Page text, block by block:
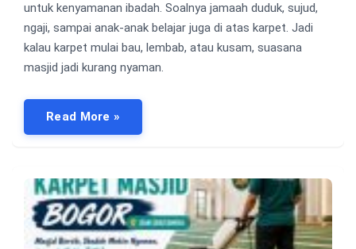
untuk kenyamanan ibadah. Soalnya jamaah duduk, sujud,
ngaji, sampai anak-anak belajar juga di atas karpet. Jadi
kalau karpet mulai bau, lembab, atau kusam, suasana
masjid jadi kurang nyaman.
Read More »